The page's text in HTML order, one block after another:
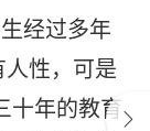
经过多年
性，可是
十年的教育